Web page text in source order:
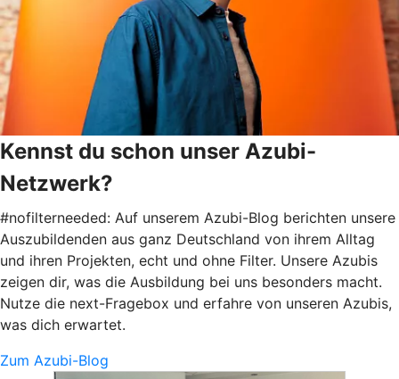
Kennst du schon unser Azubi-
Netzwerk?
#nofilterneeded: Auf unserem Azubi-Blog berichten unsere
Auszubildenden aus ganz Deutschland von ihrem Alltag
und ihren Projekten, echt und ohne Filter. Unsere Azubis
zeigen dir, was die Ausbildung bei uns besonders macht.
Nutze die next-Fragebox und erfahre von unseren Azubis,
was dich erwartet.
Zum Azubi-Blog